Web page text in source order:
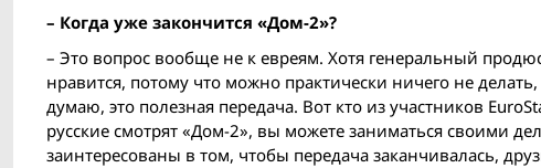
– Когда уже закончится «Дом-2»?
– Это вопрос вообще не к евреям. Хотя генеральный
нравится, потому что можно практически ничего не
думаю, это полезная передача. Вот кто из участников
русские смотрят «Дом-2», вы можете заниматься своими
заинтересованы в том, чтобы передача заканчивалась,